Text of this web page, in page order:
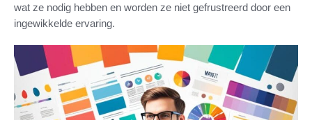
wat ze nodig hebben en worden ze niet gefrustreerd door een
ingewikkelde ervaring.